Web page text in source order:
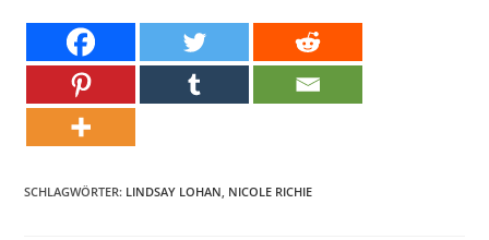
SCHLAGWÖRTER: LINDSAY LOHAN, NICOLE RICHIE